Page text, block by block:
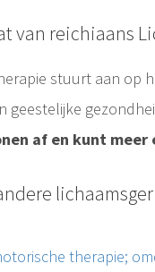
van reichiaans
stuurt aan op
geestelijke
af en kunt meer
therapie;